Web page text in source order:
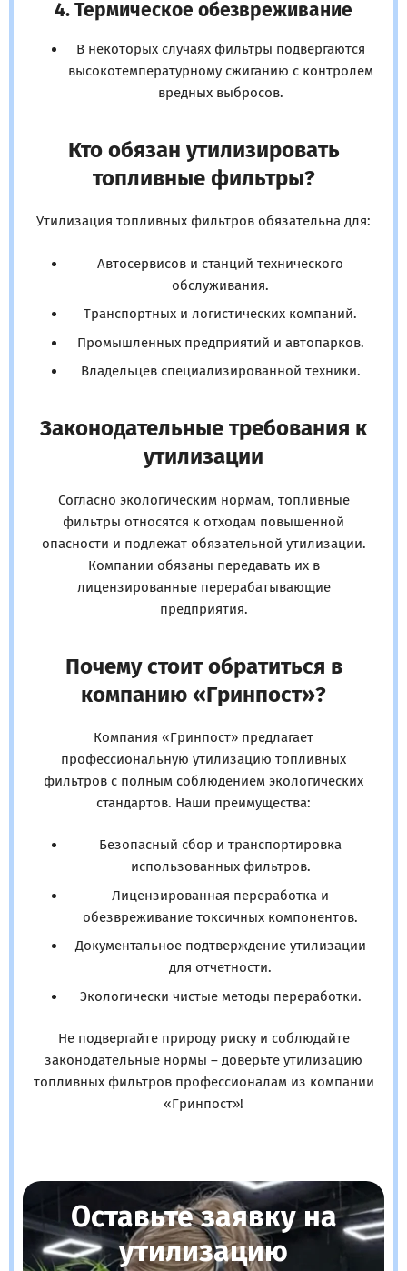
4. Термическое обезвреживание
В некоторых случаях фильтры подвергаются
высокотемпературному сжиганию с контролем
вредных выбросов.
Кто обязан утилизировать
топливные фильтры?
Утилизация топливных фильтров обязательна для:
Автосервисов и станций технического
обслуживания.
Транспортных и логистических компаний.
Промышленных предприятий и автопарков.
Владельцев специализированной техники.
Законодательные требования к
утилизации
Согласно экологическим нормам, топливные
фильтры относятся к отходам повышенной
опасности и подлежат обязательной утилизации.
Компании обязаны передавать их в
лицензированные перерабатывающие
предприятия.
Почему стоит обратиться в
компанию «Гринпост»?
Компания «Гринпост» предлагает
профессиональную утилизацию топливных
фильтров с полным соблюдением экологических
стандартов. Наши преимущества:
Безопасный сбор и транспортировка
использованных фильтров.
Лицензированная переработка и
обезвреживание токсичных компонентов.
Документальное подтверждение утилизации
для отчетности.
Экологически чистые методы переработки.
Не подвергайте природу риску и соблюдайте
законодательные нормы – доверьте утилизацию
топливных фильтров профессионалам из компании
«Гринпост»!
Оставьте заявку на
утилизацию